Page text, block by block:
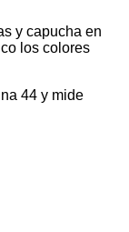
y capucha en
los colores
44 y mide